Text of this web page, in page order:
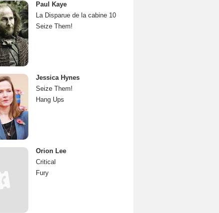
Paul Kaye
La Disparue de la cabine 10
Seize Them!
Jessica Hynes
Seize Them!
Hang Ups
Orion Lee
Critical
Fury